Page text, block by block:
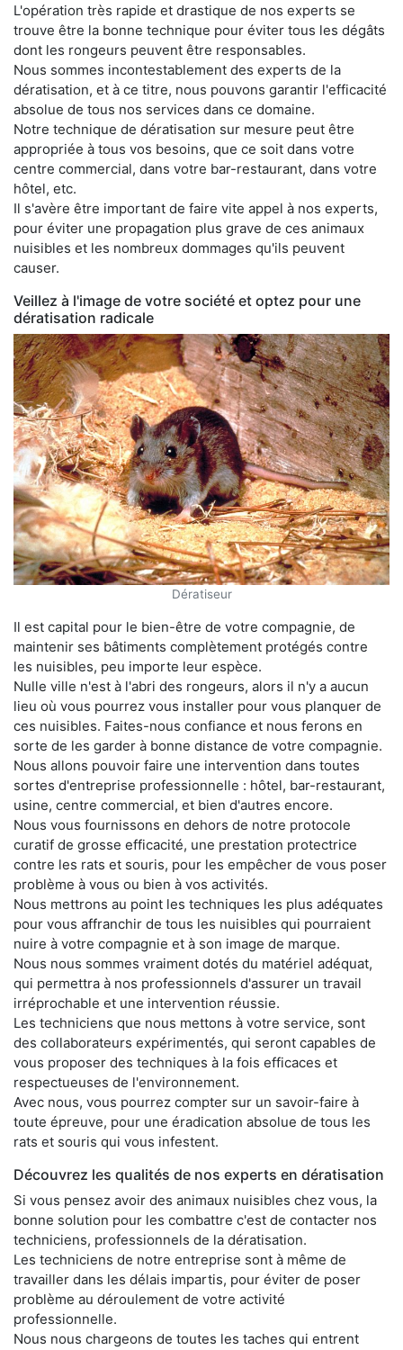
L'opération très rapide et drastique de nos experts se
trouve être la bonne technique pour éviter tous les dégâts
dont les rongeurs peuvent être responsables.
Nous sommes incontestablement des experts de la
dératisation, et à ce titre, nous pouvons garantir l'efficacité
absolue de tous nos services dans ce domaine.
Notre technique de dératisation sur mesure peut être
appropriée à tous vos besoins, que ce soit dans votre
centre commercial, dans votre bar-restaurant, dans votre
hôtel, etc.
Il s'avère être important de faire vite appel à nos experts,
pour éviter une propagation plus grave de ces animaux
nuisibles et les nombreux dommages qu'ils peuvent
causer.
Veillez à l'image de votre société et optez pour une
dératisation radicale
Dératiseur
Il est capital pour le bien-être de votre compagnie, de
maintenir ses bâtiments complètement protégés contre
les nuisibles, peu importe leur espèce.
Nulle ville n'est à l'abri des rongeurs, alors il n'y a aucun
lieu où vous pourrez vous installer pour vous planquer de
ces nuisibles. Faites-nous confiance et nous ferons en
sorte de les garder à bonne distance de votre compagnie.
Nous allons pouvoir faire une intervention dans toutes
sortes d'entreprise professionnelle : hôtel, bar-restaurant,
usine, centre commercial, et bien d'autres encore.
Nous vous fournissons en dehors de notre protocole
curatif de grosse efficacité, une prestation protectrice
contre les rats et souris, pour les empêcher de vous poser
problème à vous ou bien à vos activités.
Nous mettrons au point les techniques les plus adéquates
pour vous affranchir de tous les nuisibles qui pourraient
nuire à votre compagnie et à son image de marque.
Nous nous sommes vraiment dotés du matériel adéquat,
qui permettra à nos professionnels d'assurer un travail
irréprochable et une intervention réussie.
Les techniciens que nous mettons à votre service, sont
des collaborateurs expérimentés, qui seront capables de
vous proposer des techniques à la fois efficaces et
respectueuses de l'environnement.
Avec nous, vous pourrez compter sur un savoir-faire à
toute épreuve, pour une éradication absolue de tous les
rats et souris qui vous infestent.
Découvrez les qualités de nos experts en dératisation
Si vous pensez avoir des animaux nuisibles chez vous, la
bonne solution pour les combattre c'est de contacter nos
techniciens, professionnels de la dératisation.
Les techniciens de notre entreprise sont à même de
travailler dans les délais impartis, pour éviter de poser
problème au déroulement de votre activité
professionnelle.
Nous nous chargeons de toutes les taches qui entrent